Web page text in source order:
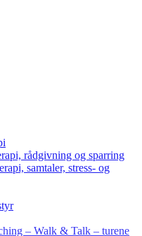
rådgivning og sparring
samtaler, stress- og
– Walk & Talk – turene